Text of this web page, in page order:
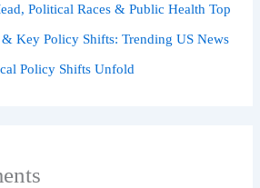
Political Races & Public Health Top
Key Policy Shifts: Trending US News
Policy Shifts Unfold